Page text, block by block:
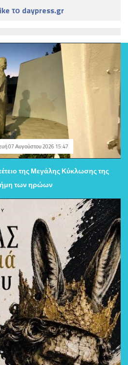
το daypress.gr
07 Αυγούστου 2026 15:47
της Μεγάλης Κύκλωσης της
των ηρώων